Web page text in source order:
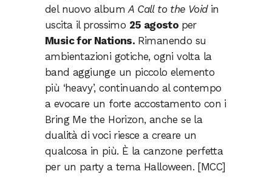
del nuovo albumA Call to the Voidin
uscita il prossimo 25 agosto per
Music for Nations. Rimanendo su
ambientazioni gotiche, ogni volta la
band aggiunge un piccolo elemento
più ‘heavy’, continuando al contempo
a evocare un forte accostamento con i
Bring Me the Horizon, anche se la
dualità di voci riesce a creare un
qualcosa in più. È la canzone perfetta
per un party a tema Halloween. [MCC]